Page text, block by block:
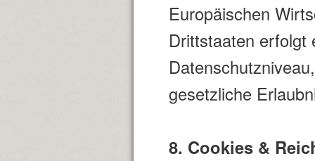
Europäischen
Drittstaaten erfolgt
gesetzliche
8. Cookies &